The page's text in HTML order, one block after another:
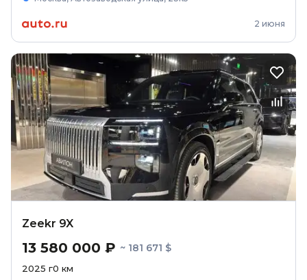
2 июня
Zeekr 9X
13 580 000 ₽ ~ 181 671 $
2025 г0 км